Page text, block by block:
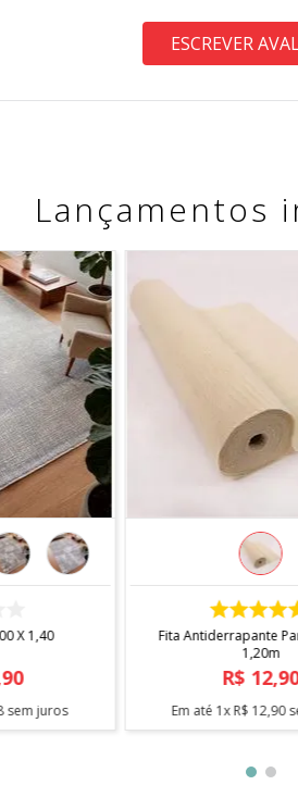
ESCREVER
Lançamentos
X 1,40
90
sem juros
COMPRAR
Fita Antiderrapante
1,20m
R$ 12,
Em até 1xR$ 12,90